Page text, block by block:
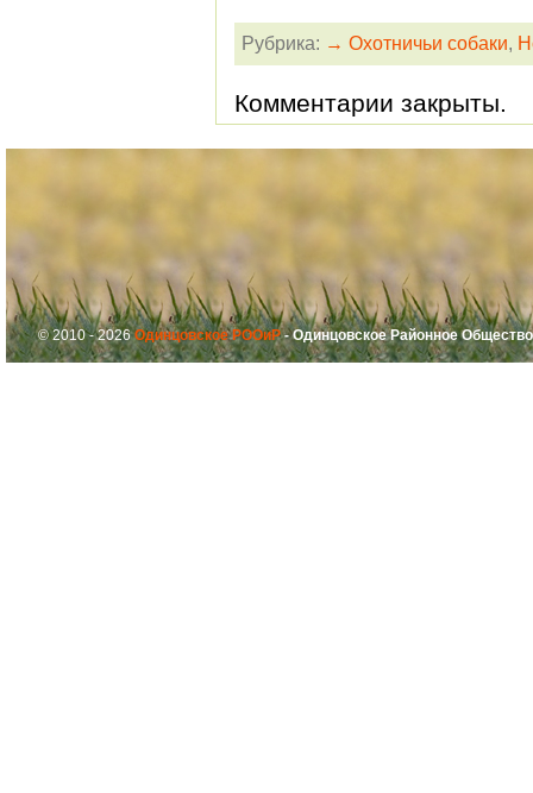
Рубрика: → Охотничьи собаки,
Комментарии закрыты.
© 2010 - 2026Одинцовское РООиР- Одинцовское Районное